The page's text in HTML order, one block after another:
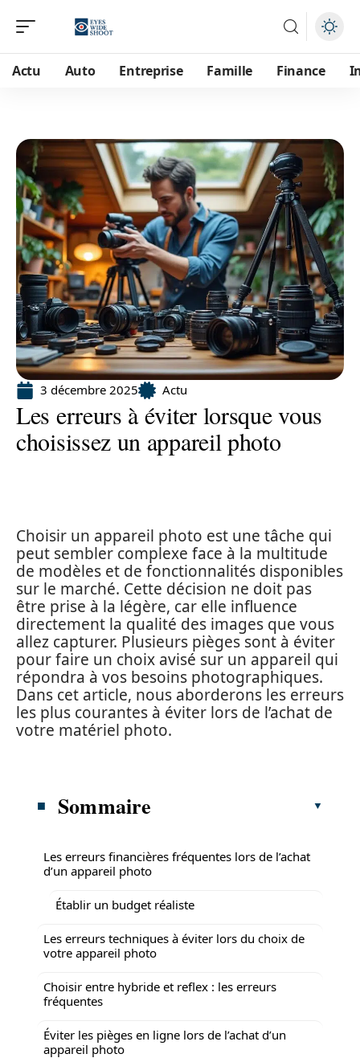
Actu Auto Entreprise Famille Finance
3 décembre 2025 Actu
Les erreurs à éviter lorsque vous
choisissez un appareil photo
Choisir un appareil photo est une tâche qui
peut sembler complexe face à la multitude
de modèles et de fonctionnalités disponibles
sur le marché. Cette décision ne doit pas
être prise à la légère, car elle influence
directement la qualité des images que vous
allez capturer. Plusieurs pièges sont à éviter
pour faire un choix avisé sur un appareil qui
répondra à vos besoins photographiques.
Dans cet article, nous aborderons les erreurs
les plus courantes à éviter lors de l’achat de
votre matériel photo.
Sommaire
Les erreurs financières fréquentes lors de l’achat
d’un appareil photo
Établir un budget réaliste
Les erreurs techniques à éviter lors du choix de
votre appareil photo
Choisir entre hybride et reflex : les erreurs
fréquentes
Éviter les pièges en ligne lors de l’achat d’un
appareil photo